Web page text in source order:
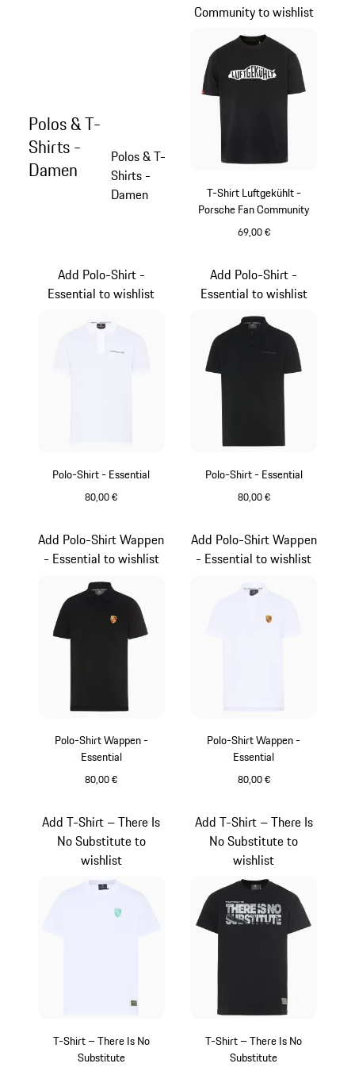
Polos & T-
Shirts -
Damen
Polos & T-
Shirts -
Damen
T-Shirt Luftgekühlt -
Porsche Fan Community
69,00 €
Community to wishlist
Polo-Shirt - Essential
80,00 €
Add Polo-Shirt -
Essential to wishlist
Polo-Shirt - Essential
80,00 €
Add Polo-Shirt -
Essential to wishlist
Polo-Shirt Wappen -
Essential
80,00 €
Add Polo-Shirt Wappen
- Essential to wishlist
Polo-Shirt Wappen -
Essential
80,00 €
Add Polo-Shirt Wappen
- Essential to wishlist
T-Shirt – There Is No
Substitute
Add T-Shirt – There Is
No Substitute to
wishlist
T-Shirt – There Is No
Substitute
Add T-Shirt – There Is
No Substitute to
wishlist